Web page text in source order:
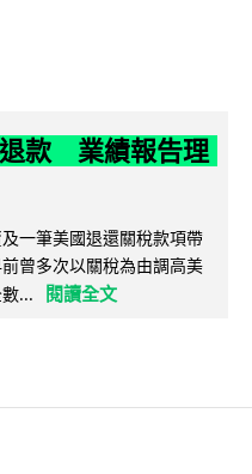
款 業績報告理
一筆美國退還關稅款項帶
曾多次以關稅為由調高美
...
閱讀全文